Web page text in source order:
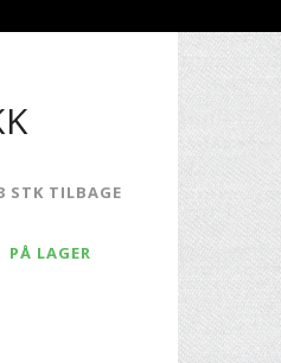
STK TILBAGE
PÅ LAGER